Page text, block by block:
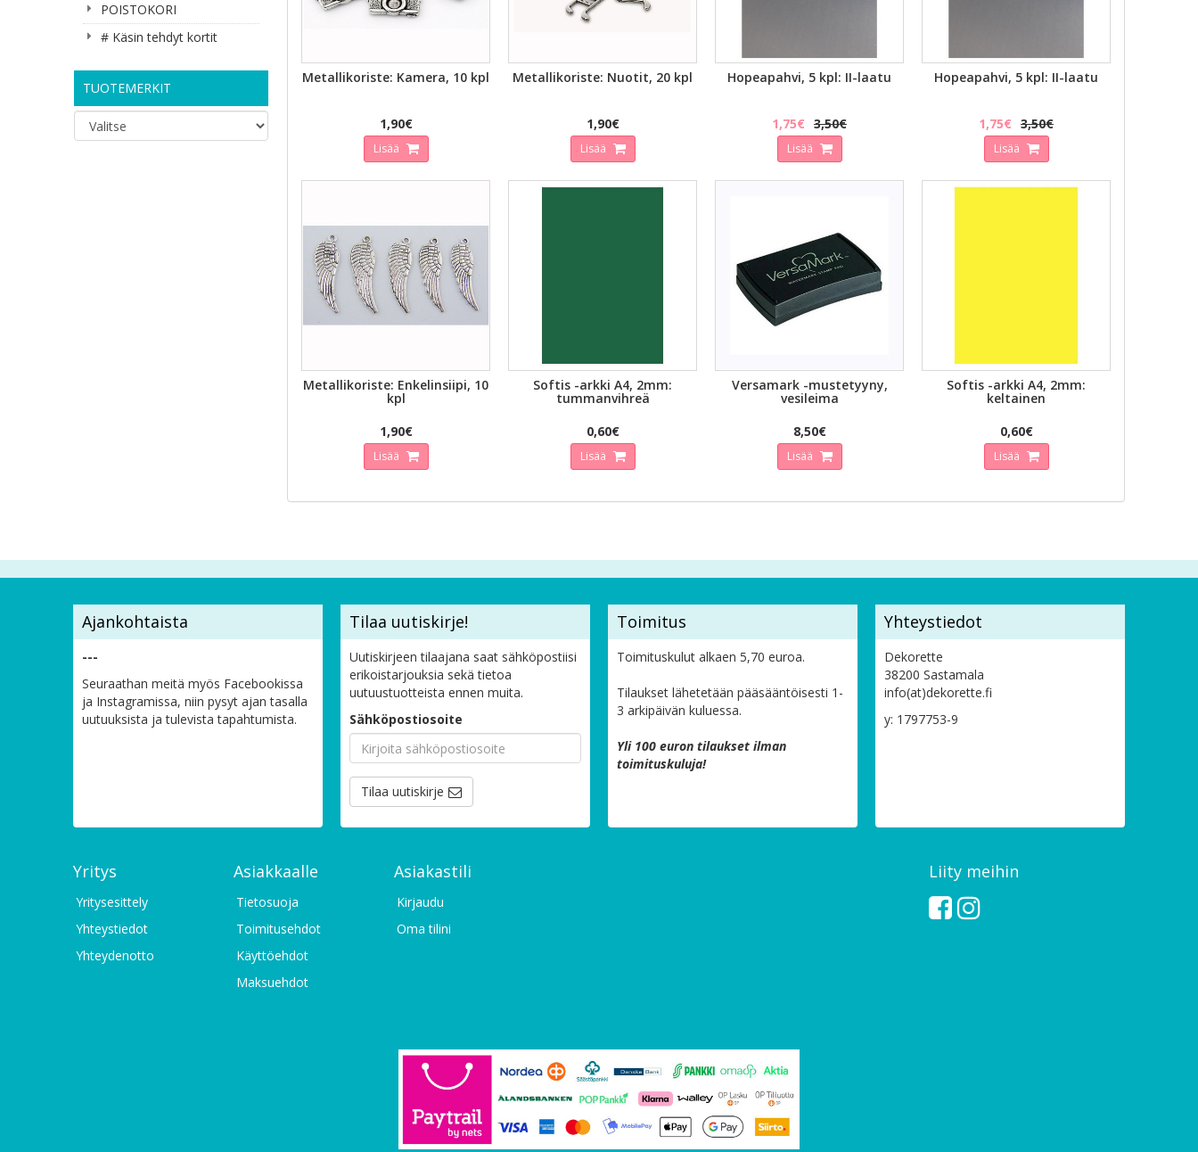
POISTOKORI
# Käsin tehdyt kortit
TUOTEMERKIT
PIKAKATSELU
Metallikoriste: Kamera, 10 kpl
1,90€
Lisää
PIKAKATSELU
Metallikoriste: Nuotit, 20 kpl
1,90€
Lisää
PIKAKATSELU
Hopeapahvi, 5 kpl: II-laatu
1,75€ 3,50€
Lisää
PIKAKATSELU
Hopeapahvi, 5 kpl: II-laatu
1,75€ 3,50€
Lisää
PIKAKATSELU
Metallikoriste: Enkelinsiipi, 10
kpl
1,90€
Lisää
PIKAKATSELU
Softis -arkki A4, 2mm:
tummanvihreä
0,60€
Lisää
PIKAKATSELU
Versamark -mustetyyny,
vesileima
8,50€
Lisää
PIKAKATSELU
Softis -arkki A4, 2mm:
keltainen
0,60€
Lisää
Ajankohtaista
---
Seuraathan meitä myös Facebookissa
ja Instagramissa, niin pysyt ajan tasalla
uutuuksista ja tulevista tapahtumista.
Tilaa uutiskirje!
Uutiskirjeen tilaajana saat sähköpostiisi
erikoistarjouksia sekä tietoa
uutuustuotteista ennen muita.
Sähköpostiosoite
Tilaa uutiskirje
Toimitus
Toimituskulut alkaen 5,70 euroa.
Tilaukset lähetetään pääsääntöisesti 1-
3 arkipäivän kuluessa.
Yli 100 euron tilaukset ilman
toimituskuluja!
Yhteystiedot
Dekorette
38200 Sastamala
info(at)dekorette.fi
y: 1797753-9
Yritys
Yritysesittely
Yhteystiedot
Yhteydenotto
Asiakkaalle
Tietosuoja
Toimitusehdot
Käyttöehdot
Maksuehdot
Asiakastili
Kirjaudu
Oma tilini
Liity meihin